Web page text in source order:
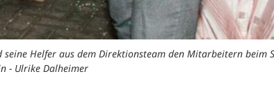
Helfer aus dem Direktionsteam den Mitarbeitern beim
- Ulrike Dalheimer